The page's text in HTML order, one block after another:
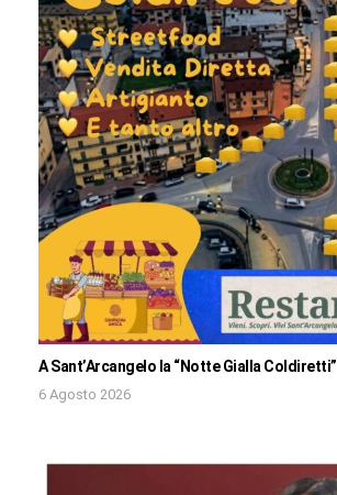
A Sant’Arcangelo la “Notte Gialla Coldiretti”
6 Agosto 2026